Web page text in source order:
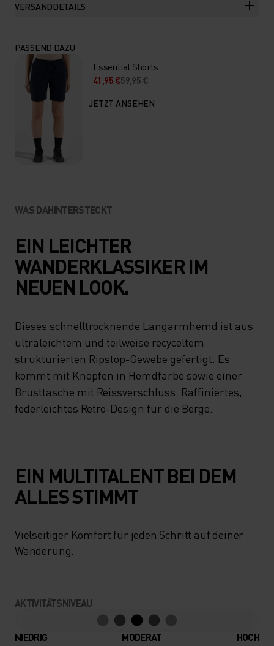
VERSANDDETAILS
PASSEND DAZU
Essential Shorts
41,95 €59,95 €
JETZT ANSEHEN
WAS DAHINTERSTECKT
EIN LEICHTER
WANDERKLASSIKER IM
NEUEN LOOK.
Dieses schnelltrocknende Langarmhemd ist aus
ultraleichtem und teilweise recyceltem
strukturierten Ripstop-Gewebe gefertigt. Es
kommt mit Knöpfen in Hemdfarbe sowie einer
Brusttasche mit Reissverschluss. Raffiniertes,
federleichtes Retro-Design für die Berge.
EIN MULTITALENT BEI DEM
ALLES STIMMT
Vielseitiger Komfort für jeden Schritt auf deiner
Wanderung.
AKTIVITÄTSNIVEAU
NIEDRIG MODERAT HOCH